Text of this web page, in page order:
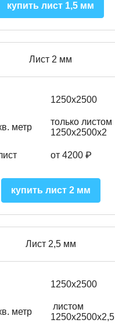
купить лист 1,5 мм
Лист 2 мм
1250х2500
метр
только листом
1250х2500х2
от 4200 ₽
купить лист 2 мм
Лист 2,5 мм
1250х2500
метр
листом
1250х2500х2,5